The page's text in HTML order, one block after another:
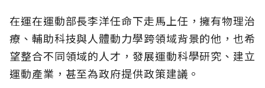
在運在運動部長李洋任命下走馬上任，擁有物理治
療、輔助科技與人體動力學跨領域背景的他，也希
望整合不同領域的人才，發展運動科學研究、建立
運動產業，甚至為政府提供政策建議。